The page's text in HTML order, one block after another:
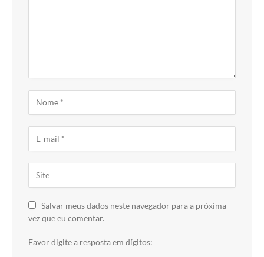
Salvar meus dados neste navegador para a próxima
vez que eu comentar.
Favor digite a resposta em dígitos: